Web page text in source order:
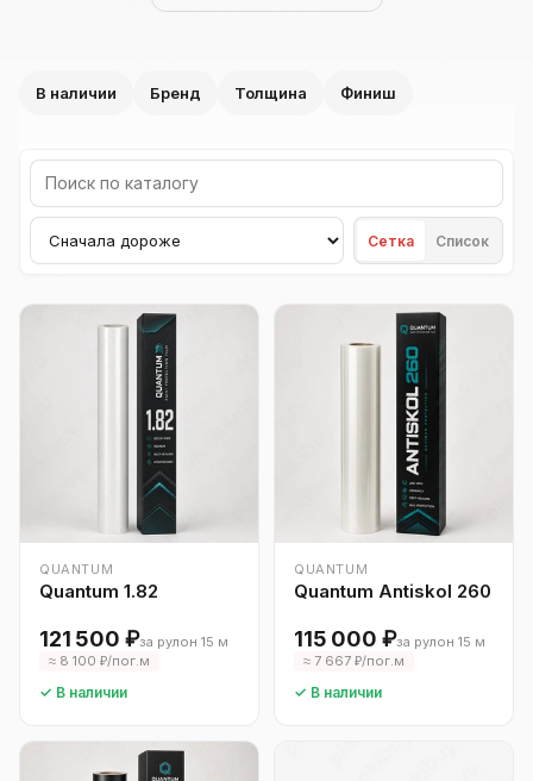
В наличии Бренд Толщина Финиш
Поиск по каталогу
Сортировка товаров
Сетка Список
QUANTUM
Quantum 1.82
121 500 ₽за рулон 15 м
≈ 8 100 ₽/пог.м
✓ В наличии
QUANTUM
Quantum Antiskol 260
115 000 ₽за рулон 15 м
≈ 7 667 ₽/пог.м
✓ В наличии